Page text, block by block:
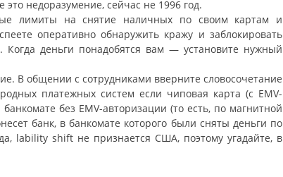
недоразумение, сейчас не 1996 год.
лимиты на снятие наличных по своим картам и
оперативно обнаружить кражу и заблокировать
деньги понадобятся вам — установите нужный
В общении с сотрудниками вверните словосочетание
платежных систем если чиповая карта (с EMV-
без EMV-авторизации (то есть, по магнитной
банк, в банкомате которого были сняты деньги по
lability shift не признается США, поэтому угадайте, в